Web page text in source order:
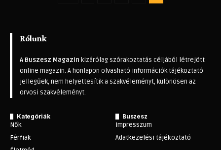
Rólunk
A Buszesz Magazin kizárólag szórakoztatás céljából létrejött
online magazin. A honlapon olvasható információk tájékoztató
jellegűek, nem helyettesítik a szakvéleményt, különösen az
orvosi szakvéleményt.
Kategóriák
Nők
Férfiak
Buszesz
Impresszum
Adatkezelési tájékoztató